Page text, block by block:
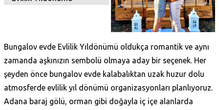
Bungalov evde Evlilik Yıldönümü oldukça romantik ve aynı
zamanda aşkınızın sembolü olmaya aday bir seçenek. Her
şeyden önce bungalov evde kalabalıktan uzak huzur dolu
atmosferde evlilik yıl dönümü organizasyonları planlıyoruz.
Adana baraj gölü, orman gibi doğayla iç içe alanlarda